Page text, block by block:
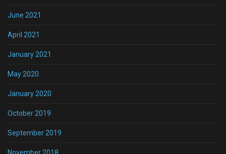
June 2021
April 2021
January 2021
May 2020
January 2020
October 2019
September 2019
November 2018